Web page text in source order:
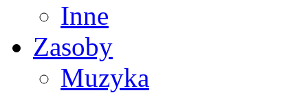
Inne
Zasoby
Muzyka